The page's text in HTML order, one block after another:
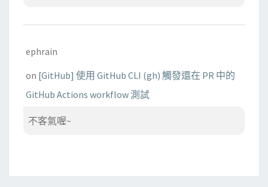
ephrain
on [GitHub] 使用 GitHub CLI (gh) 觸發還在 PR 中的
GitHub Actions workflow 測試
不客氣喔~